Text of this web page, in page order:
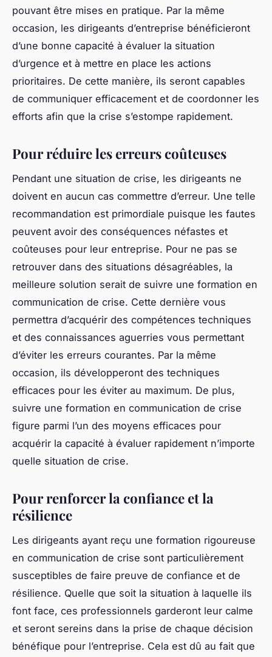
pouvant être mises en pratique. Par la même
occasion, les dirigeants d’entreprise bénéficieront
d’une bonne capacité à évaluer la situation
d’urgence et à mettre en place les actions
prioritaires. De cette manière, ils seront capables
de communiquer efficacement et de coordonner les
efforts afin que la crise s’estompe rapidement.
Pour réduire les erreurs coûteuses
Pendant une situation de crise, les dirigeants ne
doivent en aucun cas commettre d’erreur. Une telle
recommandation est primordiale puisque les fautes
peuvent avoir des conséquences néfastes et
coûteuses pour leur entreprise. Pour ne pas se
retrouver dans des situations désagréables, la
meilleure solution serait de suivre une formation en
communication de crise. Cette dernière vous
permettra d’acquérir des compétences techniques
et des connaissances aguerries vous permettant
d’éviter les erreurs courantes. Par la même
occasion, ils développeront des techniques
efficaces pour les éviter au maximum. De plus,
suivre une formation en communication de crise
figure parmi l’un des moyens efficaces pour
acquérir la capacité à évaluer rapidement n’importe
quelle situation de crise.
Pour renforcer la confiance et la
résilience
Les dirigeants ayant reçu une formation rigoureuse
en communication de crise sont particulièrement
susceptibles de faire preuve de confiance et de
résilience. Quelle que soit la situation à laquelle ils
font face, ces professionnels garderont leur calme
et seront sereins dans la prise de chaque décision
bénéfique pour l’entreprise. Cela est dû au fait que